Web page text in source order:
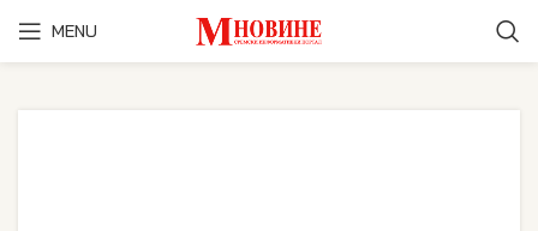
MENU